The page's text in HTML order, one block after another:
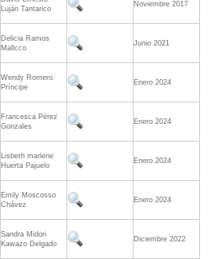
Luján Tantarico
Noviembre 2017
Delicia Ramos
Mallcco
Junio 2021
Wendy Romero
Príncipe
Enero 2024
Francesca Pérez
Gonzales
Enero 2024
Lisbeth marlene
Huerta Pajuelo
Enero 2024
Emily Moscosso
Chávez
Enero 2024
Sandra Midori
Kawazo Delgado
Diciembre 2022